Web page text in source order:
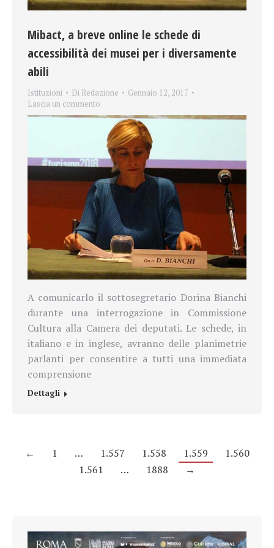
Mibact, a breve online le schede di
accessibilità dei musei per i diversamente
abili
Istituzioni Di Redazione
Gennaio 12, 2017
Lascia un commento
A comunicarlo il sottosegretario Dorina Bianchi
durante una interrogazione in Commissione
Cultura alla Camera dei deputati. Le schede, in
italiano e in inglese, avranno delle planimetrie
parlanti per consentire a tutti una immediata
comprensione
Dettagli
← 1 … 1.557 1.558 1.559
1.560
1.561
… 1888 →